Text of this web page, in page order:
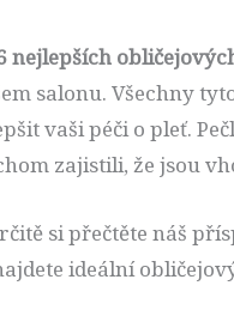
nejlepších
salonu. Všechny
vaši péči o pleť.
zajistili, že jsou
si přečtěte náš
ideální